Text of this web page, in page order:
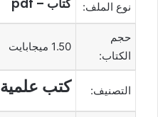
نوع الملف:
حجم
الكتاب:
1.50 ميجابايت
التصنيف: كتب علمية